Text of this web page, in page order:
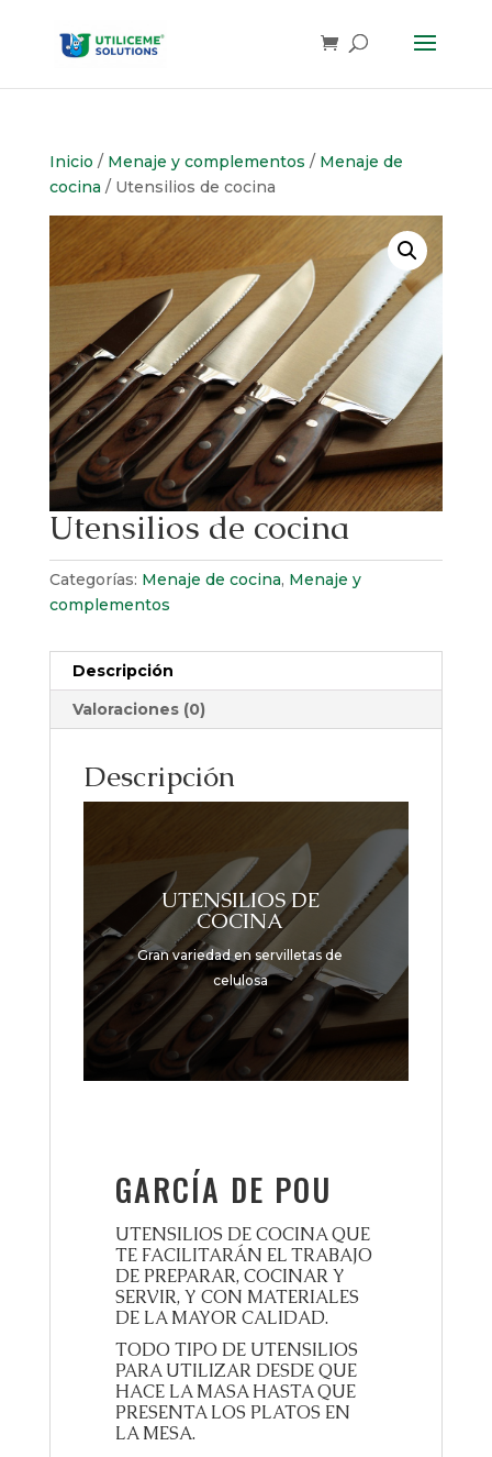
Inicio / Menaje y complementos / Menaje de
cocina / Utensilios de cocina
Utensilios de cocina
Categorías: Menaje de cocina, Menaje y
complementos
Descripción
Valoraciones (0)
Descripción
UTENSILIOS DE
COCINA
Gran variedad en servilletas de
celulosa
GARCÍA DE POU
UTENSILIOS DE COCINA QUE
TE FACILITARÁN EL TRABAJO
DE PREPARAR, COCINAR Y
SERVIR, Y CON MATERIALES
DE LA MAYOR CALIDAD.
TODO TIPO DE UTENSILIOS
PARA UTILIZAR DESDE QUE
HACE LA MASA HASTA QUE
PRESENTA LOS PLATOS EN
LA MESA.